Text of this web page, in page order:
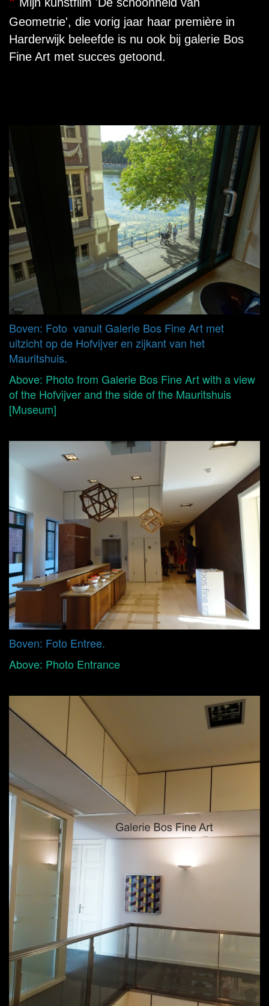
Geometrie', die vorig jaar haar première in
Harderwijk beleefde is nu ook bij galerie Bos
Fine Art met succes getoond.
Boven: Foto vanuit Galerie Bos Fine Art met
uitzicht op de Hofvijver en zijkant van het
Mauritshuis.
Above: Photo from Galerie Bos Fine Art with a view
of the Hofvijver and the side of the Mauritshuis
[Museum]
Boven: Foto Entree.
Above: Photo Entrance